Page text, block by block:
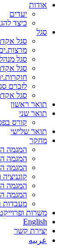
אודות
יעדים
כיצד
סגל
סגל
סגל
סגל
לזכרם
סגל
תואר ראשון
תואר שני
קורס
תואר שלישי
מחקר
המגמה
המגמה
המגמה
קוגניציה
המגמה
המגמה
מעבדות
משרות
English
יצירת קשר
عربيه